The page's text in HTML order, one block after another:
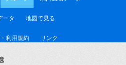
ータ 地図で見る
利用規約 リンク